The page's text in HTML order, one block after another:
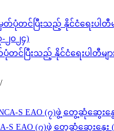
ပုံတင်ပြီးသည့် နိုင်ငံရေးပါတီမ
/
S EAO (၇)ဖွဲ့ တွေ့ဆုံဆွေးနွေး